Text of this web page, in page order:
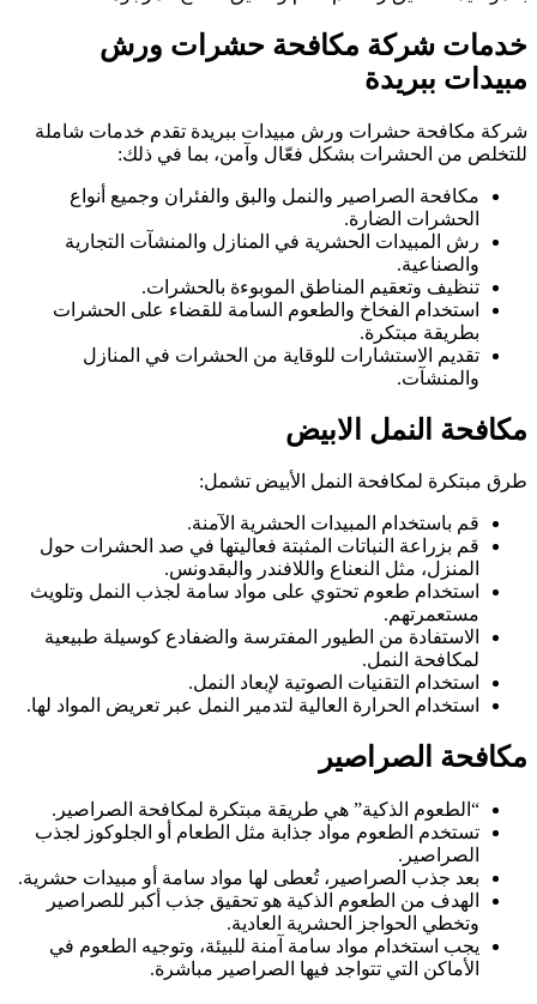
خدمات شركة مكافحة حشرات ورش
مبيدات ببريدة
شركة مكافحة حشرات ورش مبيدات ببريدة تقدم خدمات شاملة
للتخلص من الحشرات بشكل فعّال وآمن، بما في ذلك:
مكافحة الصراصير والنمل والبق والفئران وجميع أنواع
الحشرات الضارة.
رش المبيدات الحشرية في المنازل والمنشآت التجارية
والصناعية.
تنظيف وتعقيم المناطق الموبوءة بالحشرات.
استخدام الفخاخ والطعوم السامة للقضاء على الحشرات
بطريقة مبتكرة.
تقديم الاستشارات للوقاية من الحشرات في المنازل
والمنشآت.
مكافحة النمل الابيض
طرق مبتكرة لمكافحة النمل الأبيض تشمل:
قم باستخدام المبيدات الحشرية الآمنة.
قم بزراعة النباتات المثبتة فعاليتها في صد الحشرات حول
المنزل، مثل النعناع واللافندر والبقدونس.
استخدام طعوم تحتوي على مواد سامة لجذب النمل وتلويث
مستعمرتهم.
الاستفادة من الطيور المفترسة والضفادع كوسيلة طبيعية
لمكافحة النمل.
استخدام التقنيات الصوتية لإبعاد النمل.
استخدام الحرارة العالية لتدمير النمل عبر تعريض المواد لها.
مكافحة الصراصير
“الطعوم الذكية” هي طريقة مبتكرة لمكافحة الصراصير.
تستخدم الطعوم مواد جذابة مثل الطعام أو الجلوكوز لجذب
الصراصير.
بعد جذب الصراصير، تُعطى لها مواد سامة أو مبيدات حشرية.
الهدف من الطعوم الذكية هو تحقيق جذب أكبر للصراصير
وتخطي الحواجز الحشرية العادية.
يجب استخدام مواد سامة آمنة للبيئة، وتوجيه الطعوم في
الأماكن التي تتواجد فيها الصراصير مباشرة.